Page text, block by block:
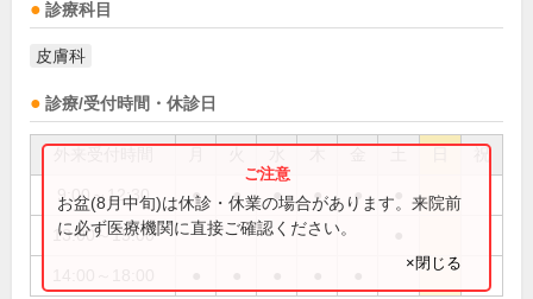
診療科目
皮膚科
診療/受付時間・休診日
祝
9:00～12:30 ● ● ● ● ●
13:00～15:00
お盆(8月中旬)は休診・休業の場合があります。来院前
に必ず医療機関に直接ご確認ください。
×閉じる